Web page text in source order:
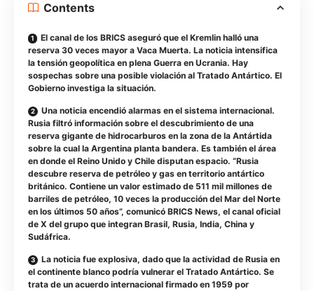
Contents
El canal de los BRICS aseguró que el Kremlin halló una
reserva 30 veces mayor a Vaca Muerta. La noticia intensifica
la tensión geopolítica en plena Guerra en Ucrania. Hay
sospechas sobre una posible violación al Tratado Antártico. El
Gobierno investiga la situación.
Una noticia encendió alarmas en el sistema internacional.
Rusia filtró información sobre el descubrimiento de una
reserva gigante de hidrocarburos en la zona de la Antártida
sobre la cual la Argentina planta bandera. Es también el área
en donde el Reino Unido y Chile disputan espacio. “Rusia
descubre reserva de petróleo y gas en territorio antártico
británico. Contiene un valor estimado de 511 mil millones de
barriles de petróleo, 10 veces la producción del Mar del Norte
en los últimos 50 años”, comunicó BRICS News, el canal oficial
de X del grupo que integran Brasil, Rusia, India, China y
Sudáfrica.
La noticia fue explosiva, dado que la actividad de Rusia en
el continente blanco podría vulnerar el Tratado Antártico. Se
trata de un acuerdo internacional firmado en 1959 por